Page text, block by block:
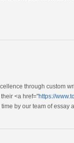
through custom
<a href="https://
by our team of essay